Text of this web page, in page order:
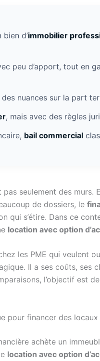
bien d’immobilier
peu d’apport, tout en
des nuances sur la part
, mais avec des règles
bail commercial
seulement des
de dossiers, le
qui s’étire. Dans ce
location avec option
les PME qui veulent
Il a ses coûts, ses
l’objectif est
pour financer des locaux
achète un
location avec option